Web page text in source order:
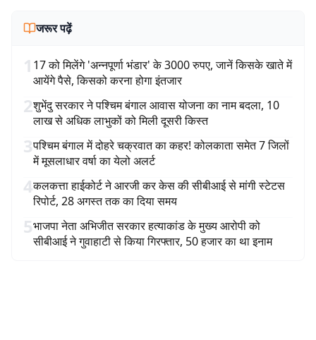
जरूर पढ़ें
1 17 को मिलेंगे 'अन्नपूर्णा भंडार' के 3000 रुपए, जानें किसके खाते में
आयेंगे पैसे, किसको करना होगा इंतजार
2शुभेंदु सरकार ने पश्चिम बंगाल आवास योजना का नाम बदला, 10
लाख से अधिक लाभुकों को मिली दूसरी किस्त
3पश्चिम बंगाल में दोहरे चक्रवात का कहर! कोलकाता समेत 7 जिलों
में मूसलाधार वर्षा का येलो अलर्ट
4कलकत्ता हाईकोर्ट ने आरजी कर केस की सीबीआई से मांगी स्टेटस
रिपोर्ट, 28 अगस्त तक का दिया समय
5भाजपा नेता अभिजीत सरकार हत्याकांड के मुख्य आरोपी को
सीबीआई ने गुवाहाटी से किया गिरफ्तार, 50 हजार का था इनाम